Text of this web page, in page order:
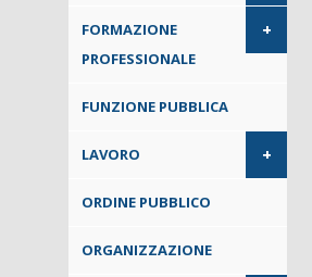
FORMAZIONE
PROFESSIONALE
+
FUNZIONE PUBBLICA
LAVORO +
ORDINE PUBBLICO
ORGANIZZAZIONE